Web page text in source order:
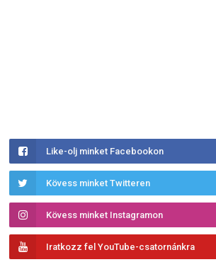
Like-olj minket Facebookon
Kövess minket Twitteren
Kövess minket Instagramon
Iratkozz fel YouTube-csatornánkra